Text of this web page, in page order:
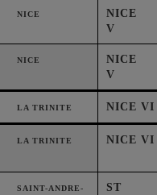
NICE
NICE
V
NICE
NICE
V
LA TRINITE NICE VI
LA TRINITE NICE VI
SAINT-ANDRE-
ST